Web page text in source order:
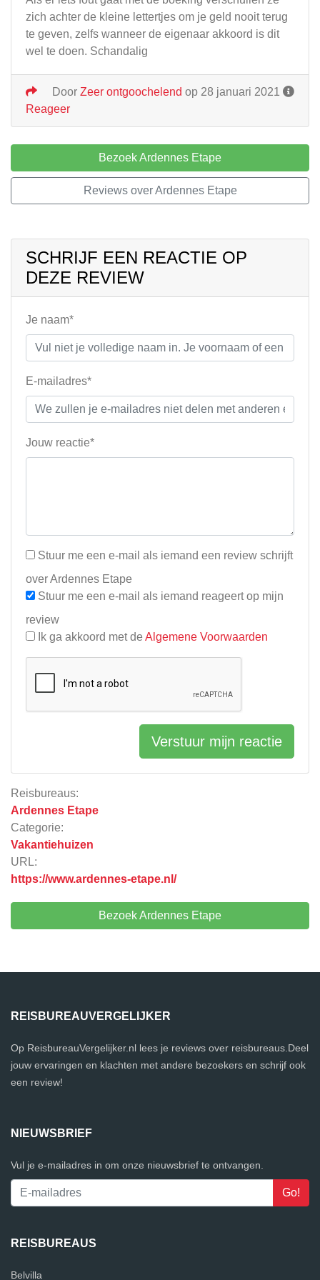
Reisbureaus:
Ardennes Etape
Categorie:
Vakantiehuizen
URL:
https://www.ardennes-etape.nl/
Bezoek Ardennes Etape
zich achter de kleine lettertjes om je geld nooit terug
te geven, zelfs wanneer de eigenaar akkoord is dit
wel te doen. Schandalig
Door Zeer ontgoochelend op 28 januari 2021
Reageer
Bezoek Ardennes Etape
Reviews over Ardennes Etape
SCHRIJF EEN REACTIE OP
DEZE REVIEW
Je naam*
E-mailadres*
Jouw reactie*
Stuur me een e-mail als iemand een review schrijft
over Ardennes Etape
Stuur me een e-mail als iemand reageert op mijn
review
Ik ga akkoord met de Algemene Voorwaarden
Verstuur mijn reactie
REISBUREAUVERGELIJKER
Op ReisbureauVergelijker.nl lees je reviews over reisbureaus.Deel
jouw ervaringen en klachten met andere bezoekers en schrijf ook
een review!
NIEUWSBRIEF
Vul je e-mailadres in om onze nieuwsbrief te ontvangen.
REISBUREAUS
Belvilla